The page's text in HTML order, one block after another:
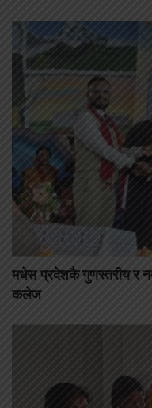
मधेस प्रदेशकै गुणस्तरीय र
कलेज